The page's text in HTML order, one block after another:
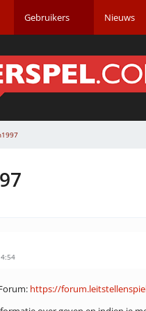
Gebruikers Nieuws
https://